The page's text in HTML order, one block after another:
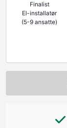
Finalist
El-installatør
(5-9 ansatte)